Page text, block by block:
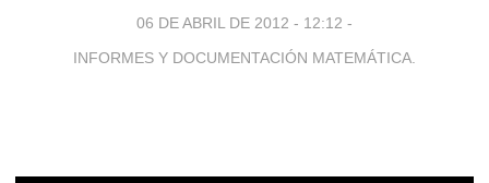
06 DE ABRIL DE 2012 - 12:12 -
INFORMES Y DOCUMENTACIÓN MATEMÁTICA.